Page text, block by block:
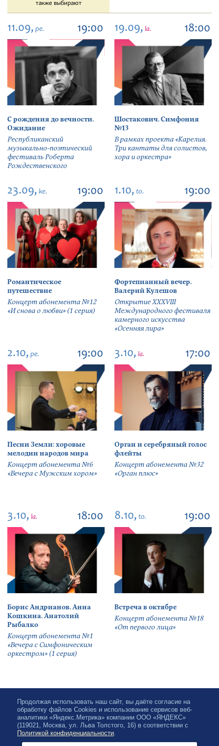
также выбирают
11.09, pe. 19:00
С рождения до вечности.
Ожидание
Республиканский
музыкально-поэтический
фестиваль Роберта
Рождественского
19.09, la. 18:00
Шостакович. Симфония
№13
В рамках проекта «Карелия.
Три кантаты для солистов,
хора и оркестра»
23.09, ke. 19:00
Романтическое
путешествие
Концерт абонемента №12
«И снова о любви» (1 серия)
1.10, to. 19:00
Фортепианный вечер.
Валерий Кулешов
Открытие ХХХVIII
Международного фестиваля
камерного искусства
«Осенняя лира»
2.10, pe. 19:00
Песни Земли: хоровые
мелодии народов мира
Концерт абонемента №6
«Вечера с Мужским хором»
3.10, la. 17:00
Орган и серебряный голос
флейты
Концерт абонемента №32
«Орган плюс»
3.10, la. 18:00
Борис Андрианов. Анна
Кошкина. Анатолий
Рыбалко
Концерт абонемента №1
«Вечера с Симфоническим
оркестром» (1 серия)
8.10, to. 19:00
Встреча в октябре
Концерт абонемента №18
«От первого лица»
Продолжая использовать наш сайт, вы даёте согласие на
обработку файлов Cookies и использование сервисов веб-
аналитики «Яндекс.Метрика» компании ООО «ЯНДЕКС»
(119021, Москва, ул. Льва Толстого, 16) в соответствии с
Политикой конфиденциальности.